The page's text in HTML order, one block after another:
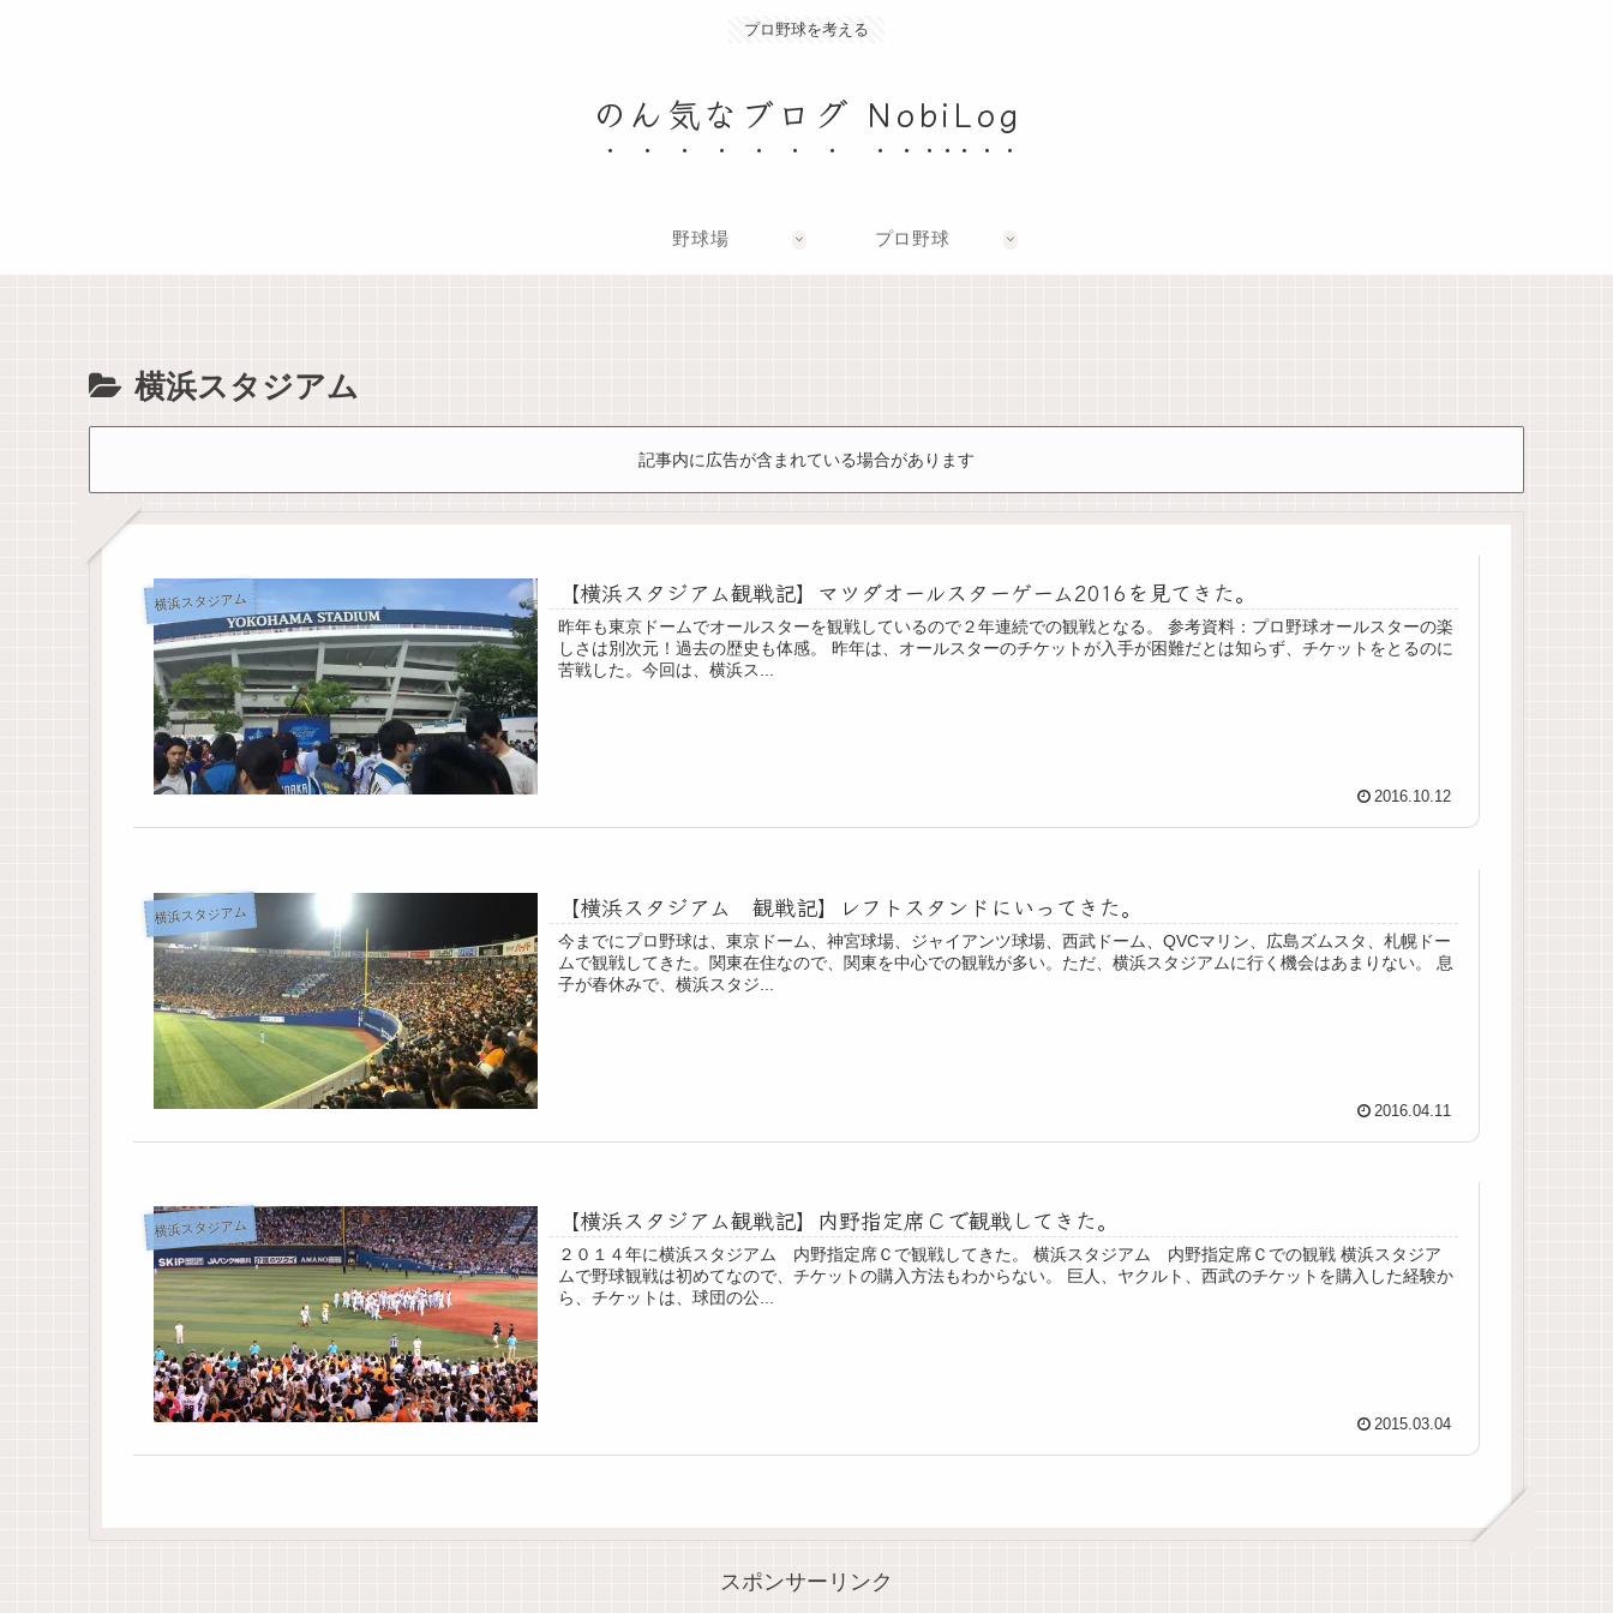
プロ野球を考える
のん気なブログ NobiLog
野球場 プロ野球
横浜スタジアム
記事内に広告が含まれている場合があります
横浜スタジアム 【横浜スタジアム観戦記】マツダオールスターゲーム2016を見てきた。
昨年も東京ドームでオールスターを観戦しているので２年連続での観戦となる。 参考資料：プロ野球オールスターの楽
しさは別次元！過去の歴史も体感。 昨年は、オールスターのチケットが入手が困難だとは知らず、チケットをとるのに
苦戦した。今回は、横浜ス...
2016.10.12
横浜スタジアム 【横浜スタジアム 観戦記】レフトスタンドにいってきた。
今までにプロ野球は、東京ドーム、神宮球場、ジャイアンツ球場、西武ドーム、QVCマリン、広島ズムスタ、札幌ドー
ムで観戦してきた。関東在住なので、関東を中心での観戦が多い。ただ、横浜スタジアムに行く機会はあまりない。 息
子が春休みで、横浜スタジ...
2016.04.11
横浜スタジアム 【横浜スタジアム観戦記】内野指定席Ｃで観戦してきた。
２０１４年に横浜スタジアム 内野指定席Ｃで観戦してきた。 横浜スタジアム 内野指定席Ｃでの観戦 横浜スタジア
ムで野球観戦は初めてなので、チケットの購入方法もわからない。 巨人、ヤクルト、西武のチケットを購入した経験か
ら、チケットは、球団の公...
2015.03.04
スポンサーリンク